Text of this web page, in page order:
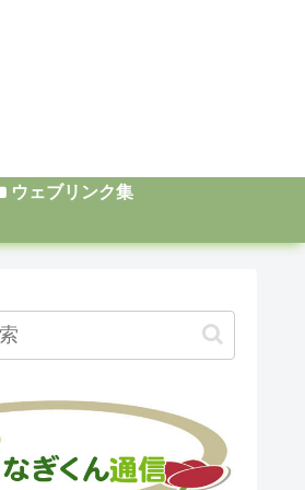
ウェブリンク集